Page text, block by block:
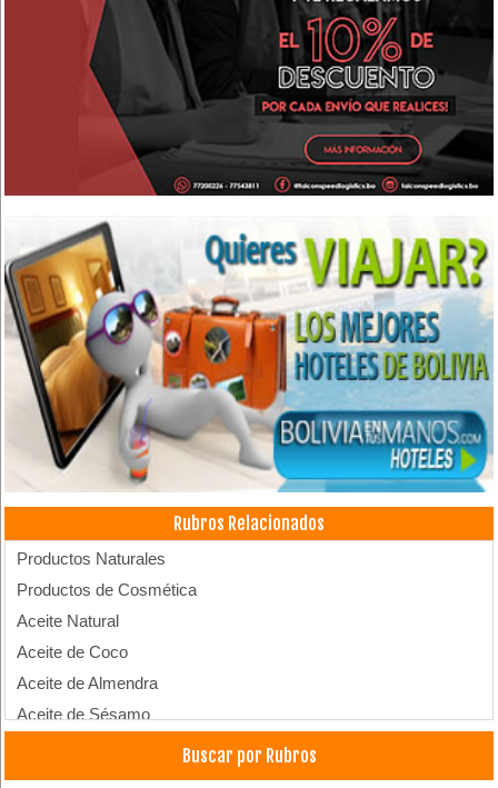
Rubros Relacionados
Productos Naturales
Productos de Cosmética
Aceite Natural
Aceite de Coco
Aceite de Almendra
Aceite de Sésamo
Productos Naturales
Buscar por Rubros